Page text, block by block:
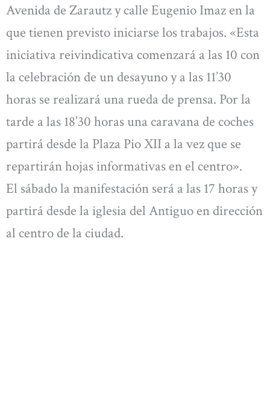
Avenida de Zarautz y calle Eugenio Imaz en la
que tienen previsto iniciarse los trabajos. «Esta
iniciativa reivindicativa comenzará a las 10 con
la celebración de un desayuno y a las 11’30
horas se realizará una rueda de prensa. Por la
tarde a las 18’30 horas una caravana de coches
partirá desde la Plaza Pio XII a la vez que se
repartirán hojas informativas en el centro».
El sábado la manifestación será a las 17 horas y
partirá desde la iglesia del Antiguo en dirección
al centro de la ciudad.